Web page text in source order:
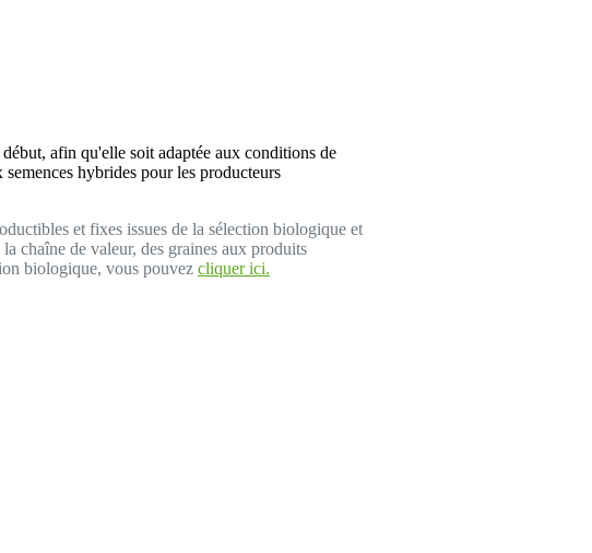
afin qu'elle soit adaptée aux conditions de
hybrides pour les producteurs
et fixes issues de la sélection biologique et
chaîne de valeur, des graines aux produits
biologique, vous pouvez cliquer ici.